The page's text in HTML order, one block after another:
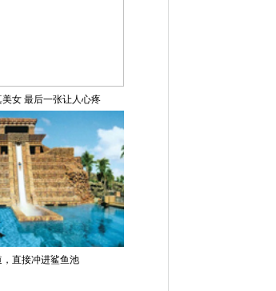
女 最后一张让人心疼
直接冲进鲨鱼池